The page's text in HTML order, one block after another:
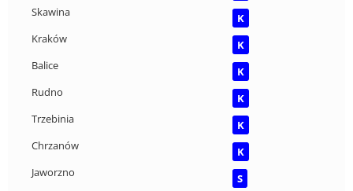
Skawina
K
Kraków
K
Balice
K
Rudno
K
Trzebinia
K
Chrzanów
K
Jaworzno
S